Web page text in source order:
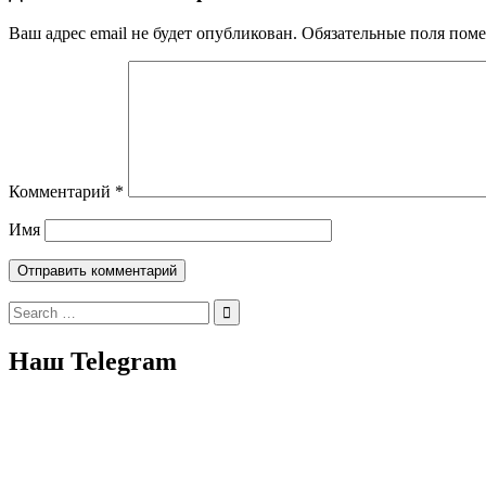
Ваш адрес email не будет опубликован. Обязательные поля
Комментарий *
Имя
Search
for:
Наш Telegram